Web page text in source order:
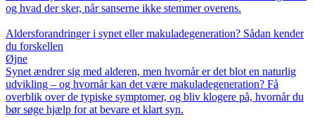
og hvad der sker, når sanserne ikke stemmer overens.
Aldersforandringer i synet eller makuladegeneration? Sådan kender
du forskellen
Øjne
Synet ændrer sig med alderen, men hvornår er det blot en naturlig
udvikling – og hvornår kan det være makuladegeneration? Få
overblik over de typiske symptomer, og bliv klogere på, hvornår du
bør søge hjælp for at bevare et klart syn.